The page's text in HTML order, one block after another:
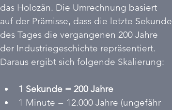
das Holozän. Die Umrechnung basiert
auf der Prämisse, dass die letzte Sekunde
des Tages die vergangenen 200 Jahre
der Industriegeschichte repräsentiert.
Daraus ergibt sich folgende Skalierung:
1 Sekunde = 200 Jahre
1 Minute = 12.000 Jahre (ungefähr